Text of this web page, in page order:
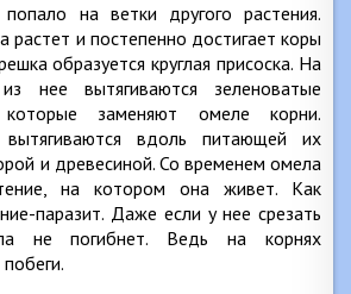
на ветки другого растения.
и постепенно достигает коры
образуется круглая присоска. На
нее вытягиваются зеленоватые
заменяют омеле корни.
вдоль питающей их
и древесиной. Со временем омела
на котором она живет. Как
паразит. Даже если у нее срезать
не погибнет. Ведь на корнях